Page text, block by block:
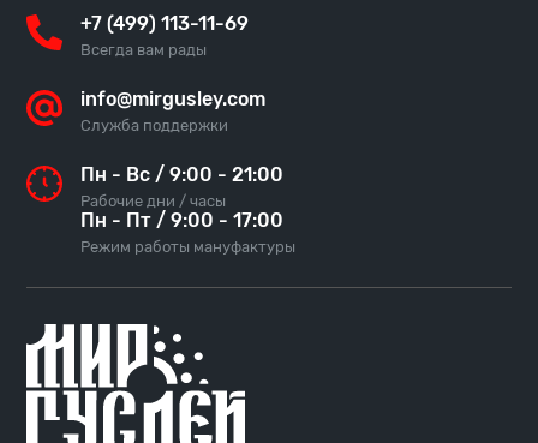
+7 (499) 113-11-69
Всегда вам рады
info@mirgusley.com
Служба поддержки
Пн - Вс / 9:00 - 21:00
Рабочие дни / часы
Пн - Пт / 9:00 - 17:00
Режим работы мануфактуры